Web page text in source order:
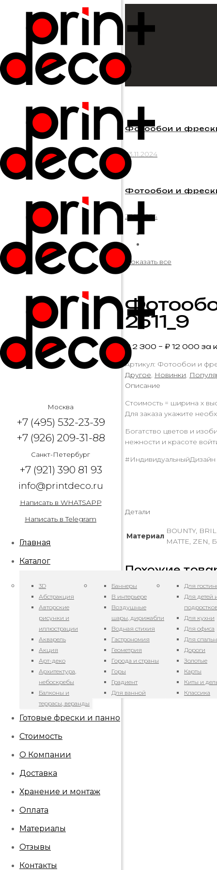
Москва
+7 (495) 532-23-39
+7 (926) 209-31-88
Санкт-Петербург
+7 (921) 390 81 93
info@printdeco.ru
Написать в WHATSAPP
Написать в Telegram
Главная
Каталог
3D
Абстракция
Авторские
рисунки и
иллюстрации
Акварель
Акция
Арт-деко
Архитектура,
небоскребы
Балконы и
террасы, веранды
Баннеры
В интерьере
Воздушные
шары, дирижабли
Водная стихия
Гастрономия
Геометрия
Города и страны
Горы
Градиент
Для ванной
Для
Для детей
Для кухни
Для офиса
Для
Дороги
Золотые
Карты
Киты и
Классика
Готовые фрески и панно
Стоимость
О Компании
Доставка
Хранение и монтаж
Оплата
Материалы
Отзывы
Контакты
Фотообои и
23.11.2024
Фотообои и
23.11.2024
Показать все
2511_9
₽2 300 – ₽ 12 000 за
Артикул: Фотообои и
Другое, Новинки,
Описание
Стоимость = ширина х
Для заказа укажите
Богатство цветов и
нежности и красоте
Детали
Материал
BOUNTY,
MATTE, ZEN,
Похожие